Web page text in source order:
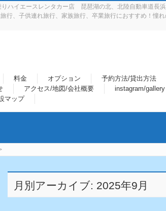
ハイエースレンタカー店 琵琶湖の北、北陸自動車道長
行、子供連れ旅行、家族旅行、卒業旅行におすすめ！憧
料金 オプション 予約方法/貸出方法
アクセス/地図/会社概要 instagram/gallery
マップ
月別アーカイブ: 2025年9月